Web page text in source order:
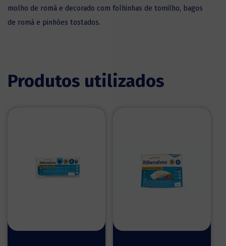
molho de romã e decorado com folhinhas de tomilho, bagos
de romã e pinhões tostados.
Produtos utilizados